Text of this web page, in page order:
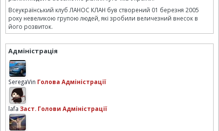
Всеукраїнський клуб ЛАНОС КЛАН був створений 01 березня 2005
року невеликою групою людей, які зробили величезний внесок в
його розвиток.
Адміністрація
SeregaVin Голова Адміністрації
lafa Заст. Голови Адміністрації